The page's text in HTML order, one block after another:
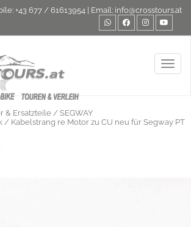
+43 677 / 61613954 | Email: info@crosstours.at
& Ersatzteile / SEGWAY
/ Kabelstrang re Motor zu CU neu für Segway PT